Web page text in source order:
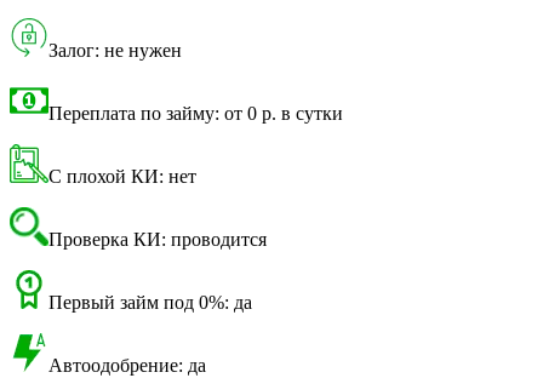
Залог: не нужен
Переплата по займу: от 0 р. в сутки
С плохой КИ: нет
Проверка КИ: проводится
Первый займ под 0%: да
Автоодобрение: да